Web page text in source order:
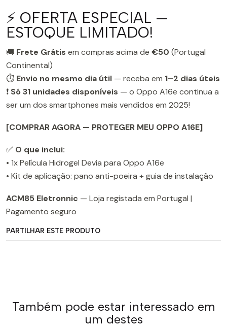
⚡ OFERTA ESPECIAL —
ESTOQUE LIMITADO!
🚚 Frete Grátis em compras acima de €50 (Portugal
Continental)
⏱️ Envio no mesmo dia útil — receba em 1–2 dias úteis
❗ Só 31 unidades disponíveis — o Oppo A16e continua a
ser um dos smartphones mais vendidos em 2025!
[COMPRAR AGORA — PROTEGER MEU OPPO A16E]
✅ O que inclui:
• 1x Película Hidrogel Devia para Oppo A16e
• Kit de aplicação: pano anti-poeira + guia de instalação
ACM85 Eletronnic — Loja registada em Portugal |
Pagamento seguro
PARTILHAR ESTE PRODUTO
Também pode estar interessado em
um destes